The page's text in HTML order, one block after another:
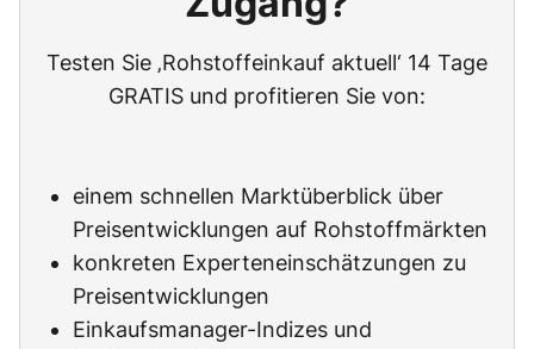
Testen Sie ‚Rohstoffeinkauf aktuell‘ 14 Tage
GRATIS und profitieren Sie von:
einem schnellen Marktüberblick über
Preisentwicklungen auf Rohstoffmärkten
konkreten Experteneinschätzungen zu
Preisentwicklungen
Einkaufsmanager-Indizes und